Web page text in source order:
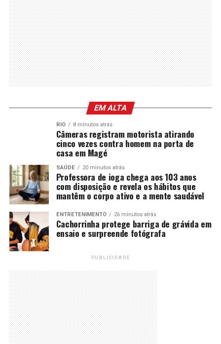
EM ALTA
RIO 8 minutos atrás
Câmeras registram motorista atirando
cinco vezes contra homem na porta de
casa em Magé
SAÚDE 20 minutos atrás
Professora de ioga chega aos 103 anos
com disposição e revela os hábitos que
mantêm o corpo ativo e a mente saudável
ENTRETENIMENTO 26 minutos atrás
Cachorrinha protege barriga de grávida em
ensaio e surpreende fotógrafa
PUBLICIDADE